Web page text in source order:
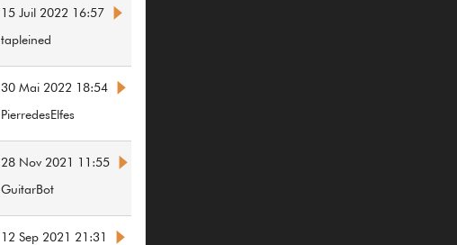
15 Juil 2022 16:57
tapleined
30 Mai 2022 18:54
PierredesElfes
28 Nov 2021 11:55
GuitarBot
12 Sep 2021 21:31